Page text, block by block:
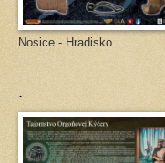
Nosice - Hradisko
.